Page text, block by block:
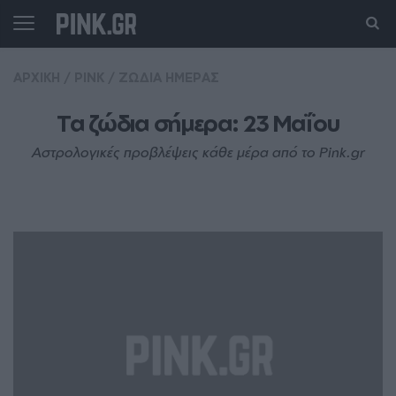
Τα ζώδια σήμερα: 23 Μαΐου
Αστρολογικές προβλέψεις κάθε μέρα από το Pink.gr